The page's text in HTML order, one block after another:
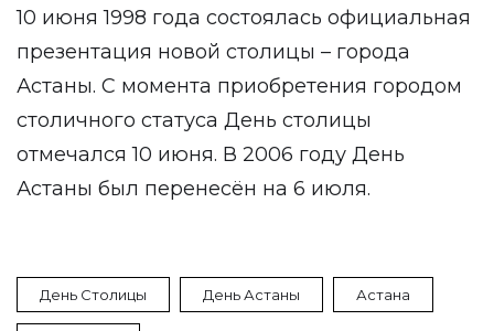
10 июня 1998 года состоялась официальная
презентация новой столицы – города
Астаны. С момента приобретения городом
столичного статуса День столицы
отмечался 10 июня. В 2006 году День
Астаны был перенесён на 6 июля.
День Столицы День Астаны Астана